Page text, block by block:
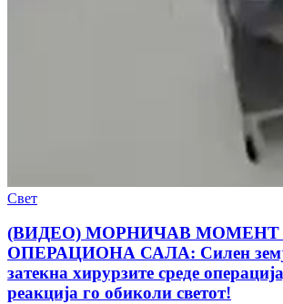
Свет
(ВИДЕО) МОРНИЧАВ МОМЕНТ
ОПЕРАЦИОНА САЛА: Силен
затекна хирурзите среде
реакција го обиколи светот!